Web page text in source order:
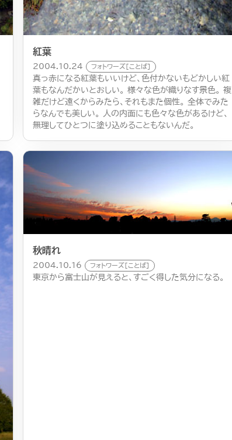
紅葉
2004.10.24 フォトワーズ[ことば]
真っ赤になる紅葉もいいけど、色付かないもどかしい紅
葉もなんだかいとおしい。 様々な色が織りなす景色。 複
雑だけど遠くからみたら、それもまた個性。 全体でみた
らなんでも美しい。 人の内面にも色々な色があるけど、
無理してひとつに塗り込めることもないんだ。
秋晴れ
2004.10.16 フォトワーズ[ことば]
東京から富士山が見えると、すごく得した気分になる。